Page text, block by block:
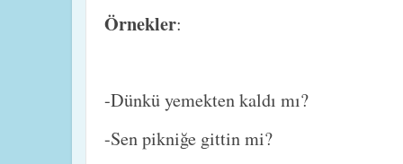
Örnekler:
-Dünkü yemekten kaldı mı?
-Sen pikniğe gittin mi?